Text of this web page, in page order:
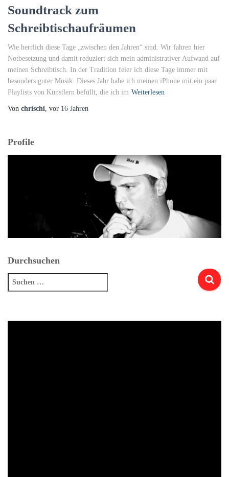
Soundtrack zum
Schreibtischaufräumen
Wie herrlich diese Tage „zwischen den Jahren“ sind. Wir fahren hier
Notbesetzung und damit reduziert sich mein administrativer Aufwand auf
meinen Schreibtisch. In der Tradition feier ich diese Tage immer mit
besonders guter Musik. Dieses Jahr habe ich meinen iPhone mit ein paar
Playlists von Künstlern befüllt, die ich im Weiterlesen
Von chrischi , vor 16 Jahren
Profile
Durchsuchen
Suchen
nach: